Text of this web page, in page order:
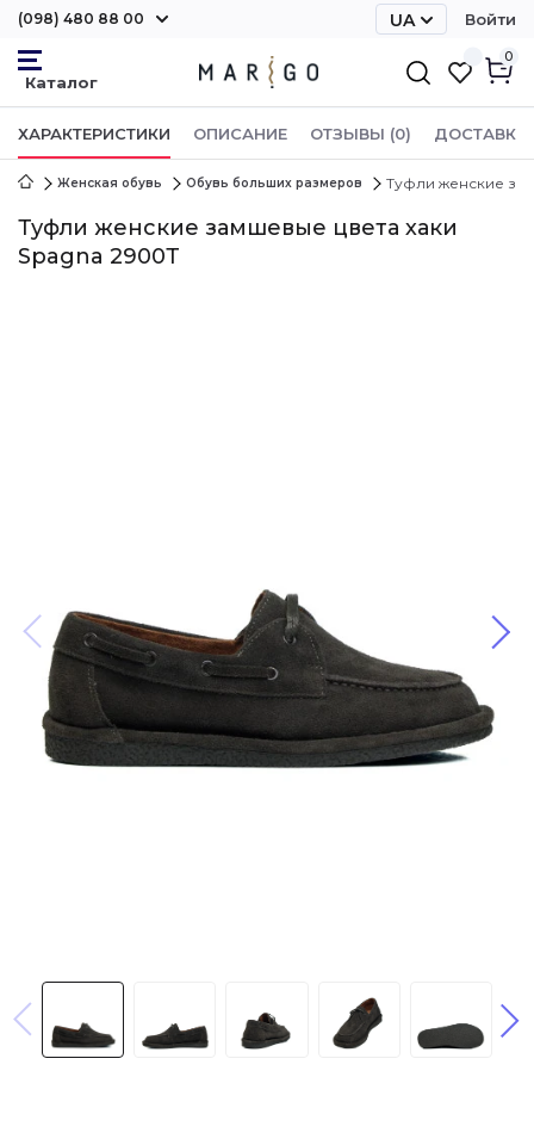
(098) 480 88 00 UA Войти
0
ХАРАКТЕРИСТИКИ ОПИСАНИЕ ОТЗЫВЫ (0) ДОСТАВКА
Женская обувь Обувь больших размеров Туфли женские
Туфли женские замшевые цвета хаки
Spagna 2900Т